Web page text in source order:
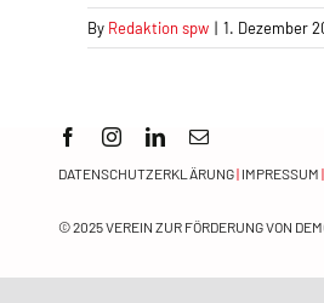
By Redaktion spw | 1. Dezember
DATENSCHUTZERKLÄRUNG| IMPRESSUM |
© 2025VEREIN ZUR FÖRDERUNG VON